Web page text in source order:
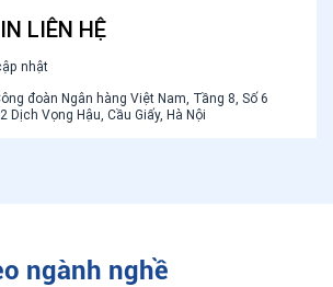
LIÊN HỆ
nhật
đoàn Ngân hàng Việt Nam, Tầng 8, Số 6
Dịch Vọng Hậu, Cầu Giấy, Hà Nội
ngành nghề